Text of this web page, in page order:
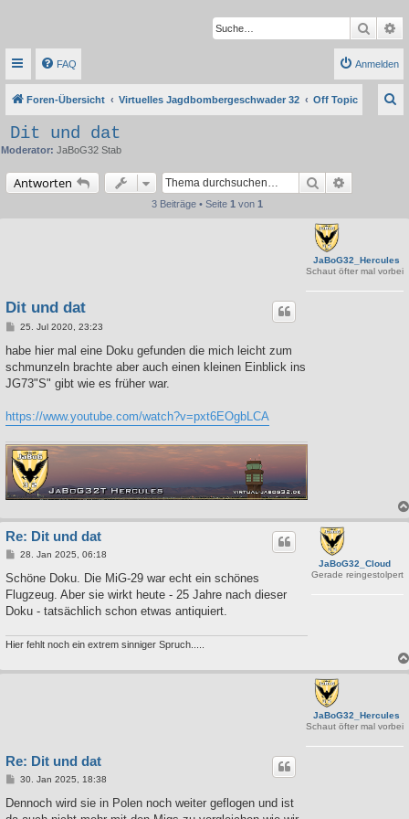
Suche
FAQ Anmelden
Foren-Übersicht Virtuelles Jagdbombergeschwader 32 Off Topic
Dit und dat
Moderator: JaBoG32 Stab
Antworten Suche
3 Beiträge • Seite 1 von 1
JaBoG32_Hercules
Schaut öfter mal vorbei
Dit und dat
B
i
r
a
25. Jul 2020, 23:23
habe hier mal eine Doku gefunden die mich leicht zum
schmunzeln brachte aber auch einen kleinen Einblick ins
JG73"S" gibt wie es früher war.
https://www.youtube.com/watch?v=pxt6EOgbLCA
JaBoG32_Cloud
Gerade reingestolpert
Re: Dit und dat
B
i
r
a
28. Jan 2025, 06:18
Schöne Doku. Die MiG-29 war echt ein schönes
Flugzeug. Aber sie wirkt heute - 25 Jahre nach dieser
Doku - tatsächlich schon etwas antiquiert.
Hier fehlt noch ein extrem sinniger Spruch.....
JaBoG32_Hercules
Schaut öfter mal vorbei
Re: Dit und dat
B
i
30. Jan 2025, 18:38
Dennoch wird sie in Polen noch weiter geflogen und ist